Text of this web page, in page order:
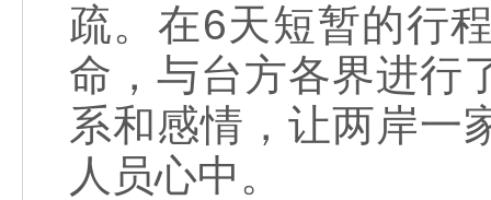
疏。在6天短暂的行
命，与台方各界进行
系和感情，让两岸一
人员心中。